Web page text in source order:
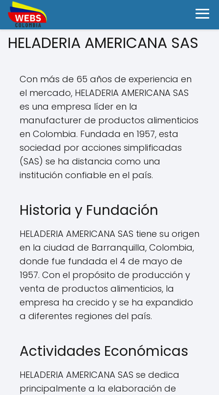
HELADERIA AMERICANA SAS
Con más de 65 años de experiencia en
el mercado, HELADERIA AMERICANA SAS
es una empresa líder en la
manufacturer de productos alimenticios
en Colombia. Fundada en 1957, esta
sociedad por acciones simplificadas
(SAS) se ha distancia como una
institución confiable en el país.
Historia y Fundación
HELADERIA AMERICANA SAS tiene su origen
en la ciudad de Barranquilla, Colombia,
donde fue fundada el 4 de mayo de
1957. Con el propósito de producción y
venta de productos alimenticios, la
empresa ha crecido y se ha expandido
a diferentes regiones del país.
Actividades Económicas
HELADERIA AMERICANA SAS se dedica
principalmente a la elaboración de